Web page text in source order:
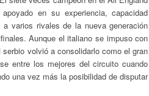
en su experiencia, capacidad
varios rivales de la nueva generación
Aunque el italiano se impuso con
volvió a consolidarlo como el gran
entre los mejores del circuito cuando
una vez más la posibilidad de disputar